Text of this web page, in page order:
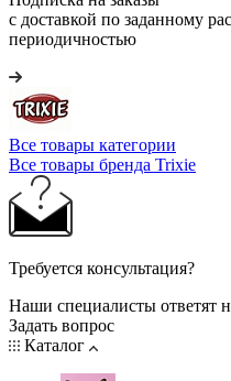
с доставкой по заданному
периодичностью
Все товары категории
Все товары бренда Trixie
Требуется консультация?
Наши специалисты ответят
Задать вопрос
Каталог